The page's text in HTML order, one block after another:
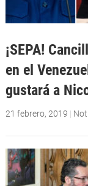
¡SEPA!
en el
gustará a
21 febrero, 2019 |